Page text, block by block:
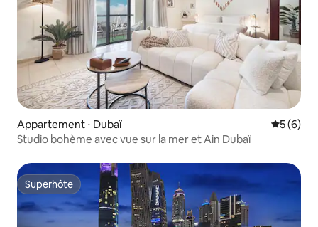
Appartement ⋅ Dubaï
5 (6)
Studio bohème avec vue sur la mer et Ain Dubaï
Superhôte
Superhôte